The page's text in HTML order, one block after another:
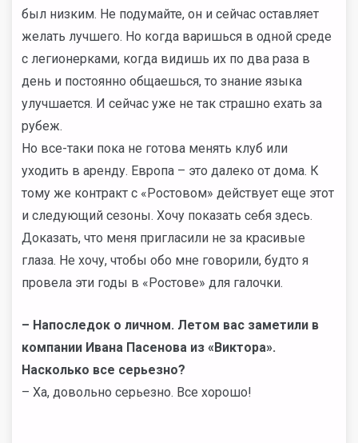
был низким. Не подумайте, он и сейчас оставляет
желать лучшего. Но когда варишься в одной среде
с легионерками, когда видишь их по два раза в
день и постоянно общаешься, то знание языка
улучшается. И сейчас уже не так страшно ехать за
рубеж.
Но все-таки пока не готова менять клуб или
уходить в аренду. Европа – это далеко от дома. К
тому же контракт с «Ростовом» действует еще этот
и следующий сезоны. Хочу показать себя здесь.
Доказать, что меня пригласили не за красивые
глаза. Не хочу, чтобы обо мне говорили, будто я
провела эти годы в «Ростове» для галочки.
– Напоследок о личном. Летом вас заметили в
компании Ивана Пасенова из «Виктора».
Насколько все серьезно?
– Ха, довольно серьезно. Все хорошо!